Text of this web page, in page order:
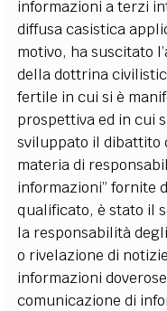
informazioni a terzi
diffusa casistica
motivo, ha suscitato
della dottrina
fertile in cui si è
prospettiva ed in cui
sviluppato il dibattito
materia di
informazioni” fornite
qualificato, è stato il
la responsabilità
o rivelazione di
informazioni
comunicazione di